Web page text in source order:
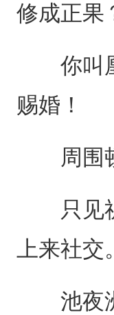
修成正果
你叫凰
赐婚！
周围顿
只见祈
上来社交。
池夜洲